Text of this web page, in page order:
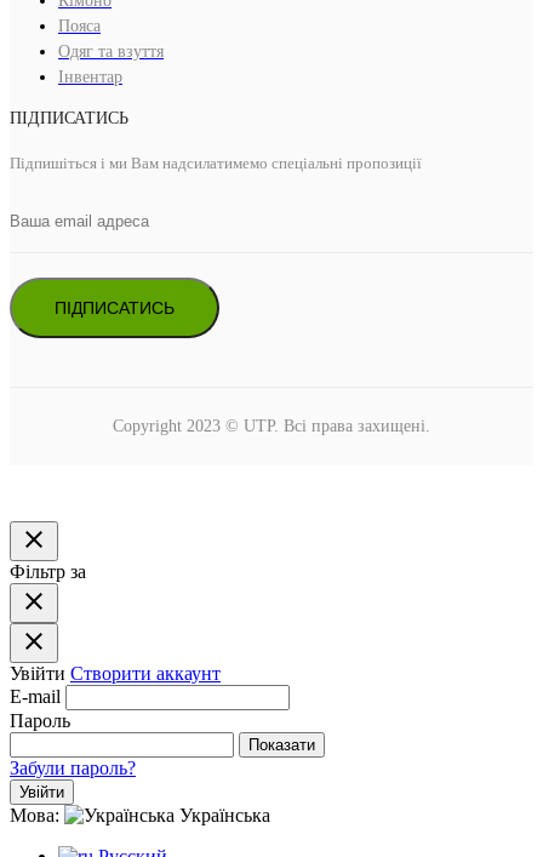
Пояса
Одяг та взуття
Інвентар
ПІДПИСАТИСЬ
Підпишіться і ми Вам надсилатимемо спеціальні пропозиції
ПІДПИСАТИСЬ
Copyright 2023 © UTP. Всі права захищені.
close
Фільтр за
close
close
Увійти Створити аккаунт
E-mail
Пароль
Показати
Забули пароль?
Увійти
Мова:
Українська